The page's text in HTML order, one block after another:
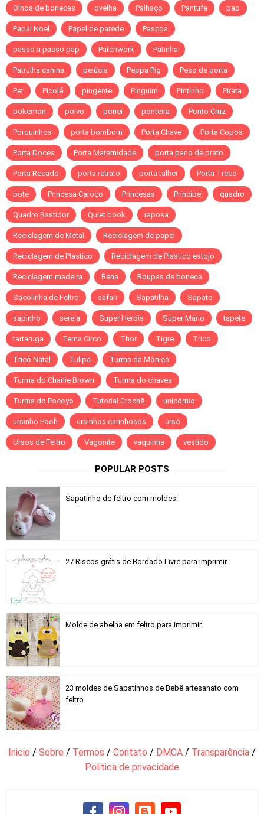
Olhos de bonecas ovelha Palhaço Pantufa pap
Papai Noel Papel de parede Pascoa
passo a passo pap Patchwork Patinha
Patrulha canina pelúcia Peppa Pig Peso de porta
Pet Picolé pingente Pinguim Pintinho Pirata
pokemon polvo ponei ponteira Ponto Cruz
Porquinhos porta bombom Porta Chave Porta Copos
Porta Doces Porta Maternidade porta pano de prato
Porta Recado porta retrato porta talher Porta Treco
pote Princesa Caroço Princesas Príncipe quadro
Quadro Bastidor Quiet book raposa
Reciclagem de Metal Reciclagem de papel
Reciclagem de Plastico Reciclagem de Plastico estojo
Reciclagem madeira Rena Roupas de boneca
Sacolinha de Feltro safari Sapatilha Sapato
sapinho sereia Super Herois Super Mário tapete
tartaruga Tema Circo Thor Tigre Trico
Tricô Natal Tulipa Turma da Mônica
Turma do Charlie Brown Turma do chaves
Turma do Pocoyo Tutorial Crochê unicórnio
ursinho Pooh ursinhos carinhosos urso
Ursos de Feltro Vagonite vaquinha vestido
POPULAR POSTS
Sapatinho de feltro com moldes
27 Riscos grátis de Bordado Livre para imprimir
Molde de abelha em feltro para imprimir
23 moldes de Sapatinhos de Bebê artesanato com
feltro
Inicio / Sobre / Termos / Contato / DMCA / Transparência /
Politica de privacidade